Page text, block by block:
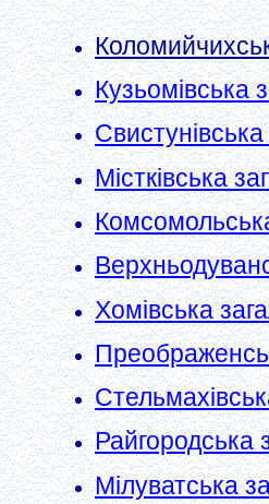
Кузьомівська
Містківська
Хомівська
Райгородська
Мілуватська